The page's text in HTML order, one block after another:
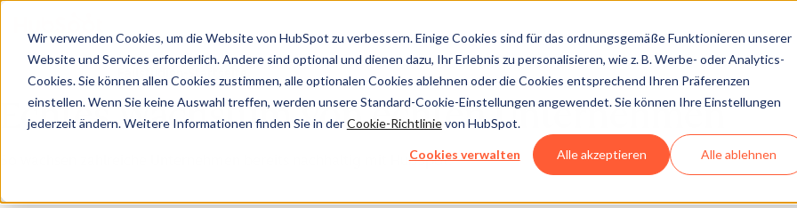
Wir verwenden Cookies, um die Website von HubSpot zu verbessern. Einige Cookies sind für das ordnungsgemäße Funktionieren unserer
Website und Services erforderlich. Andere sind optional und dienen dazu, Ihr Erlebnis zu personalisieren, wie z. B. Werbe- oder Analytics-
Cookies. Sie können allen Cookies zustimmen, alle optionalen Cookies ablehnen oder die Cookies entsprechend Ihren Präferenzen
einstellen. Wenn Sie keine Auswahl treffen, werden unsere Standard-Cookie-Einstellungen angewendet. Sie können Ihre Einstellungen
jederzeit ändern. Weitere Informationen finden Sie in derCookie-Richtlinievon HubSpot.
Cookies verwalten Alle akzeptieren Alle ablehnen
Fallstudien-Startseite
Echtes Wachstum von echten Unternehmen
So wachsen zahlreiche Unternehmen bereits nachhaltig mit HubSpot.